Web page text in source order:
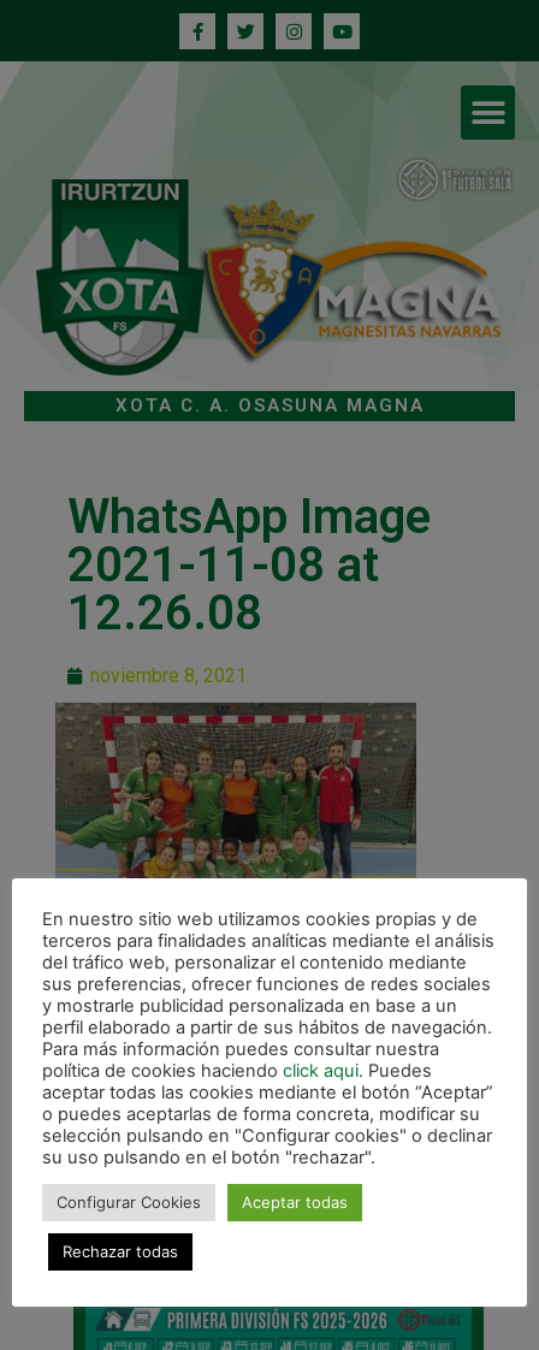
XOTA C. A. OSASUNA MAGNA
WhatsApp Image
2021-11-08 at
12.26.08
noviembre 8, 2021
ANTERIOR
Trabajada victoria en la visita a Mutilva
CALENDARIO DE LIGA
En nuestro sitio web utilizamos cookies propias y de
terceros para finalidades analíticas mediante el análisis
del tráfico web, personalizar el contenido mediante
sus preferencias, ofrecer funciones de redes sociales
y mostrarle publicidad personalizada en base a un
perfil elaborado a partir de sus hábitos de navegación.
Para más información puedes consultar nuestra
política de cookies haciendo click aqui. Puedes
aceptar todas las cookies mediante el botón “Aceptar”
o puedes aceptarlas de forma concreta, modificar su
selección pulsando en "Configurar cookies" o declinar
su uso pulsando en el botón "rechazar".
Configurar Cookies Aceptar todas
Rechazar todas